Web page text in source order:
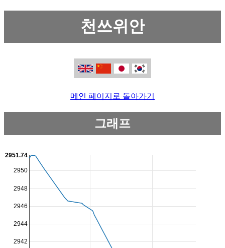
천쓰위안
메인 페이지로 돌아가기
그래프
2942
2944
2946
2948
2950
2951.74